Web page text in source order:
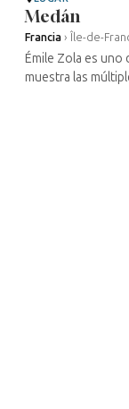
Medán
Francia › Île-de-
Émile Zola es uno
muestra las